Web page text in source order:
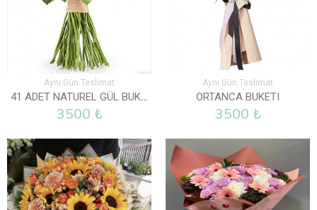
Aynı Gün Teslimat
41 ADET NATUREL GÜL BUKETI
3500 ₺
Aynı Gün Teslimat
ORTANCA BUKETI
3500 ₺